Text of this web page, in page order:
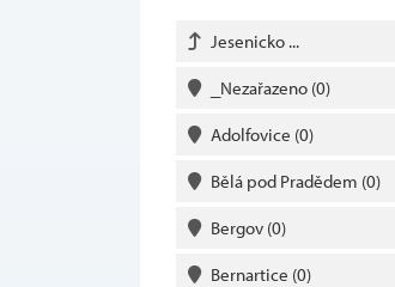
Jesenicko ...
_Nezařazeno (0)
Adolfovice (0)
Bělá pod Pradědem (0)
Bergov (0)
Bernartice (0)